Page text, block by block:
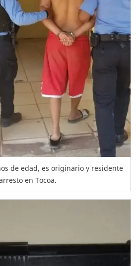
de edad, es originario y residente
en Tocoa.